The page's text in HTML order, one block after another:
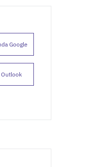
Google
Outlook